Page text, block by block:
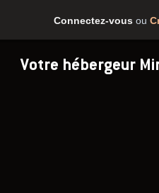
Connectez-vous ou
Votre hébergeur